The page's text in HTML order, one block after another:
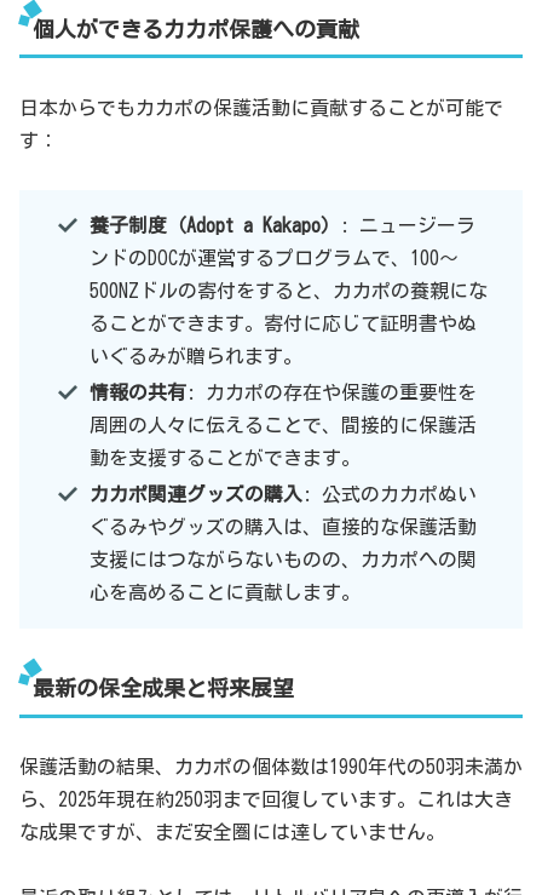
個人ができるカカポ保護への貢献
日本からでもカカポの保護活動に貢献することが可能で
す：
養子制度（Adopt a Kakapo）
: ニュージーラ
ンドのDOCが運営するプログラムで、100〜
500NZドルの寄付をすると、カカポの養親にな
ることができます。寄付に応じて証明書やぬ
いぐるみが贈られます。
情報の共有: カカポの存在や保護の重要性を
周囲の人々に伝えることで、間接的に保護活
動を支援することができます。
カカポ関連グッズの購入 : 公式のカカポぬい
ぐるみやグッズの購入は、直接的な保護活動
支援にはつながらないものの、カカポへの関
心を高めることに貢献します。
最新の保全成果と将来展望
保護活動の結果、カカポの個体数は1990年代の50羽未満か
ら、2025年現在約250羽まで回復しています。これは大き
な成果ですが、まだ安全圏には達していません。